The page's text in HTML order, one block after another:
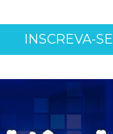
INSCREVA-SE